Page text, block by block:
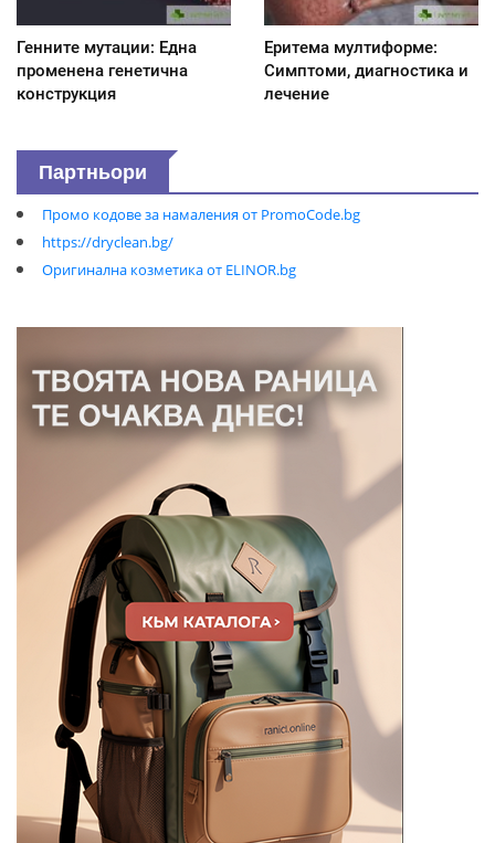
Генните мутации: Една
променена генетична
конструкция
Еритема мултиформе:
Симптоми, диагностика и
лечение
Партньори
Промо кодове за намаления от PromoCode.bg
https://dryclean.bg/
Оригинална козметика от ELINOR.bg